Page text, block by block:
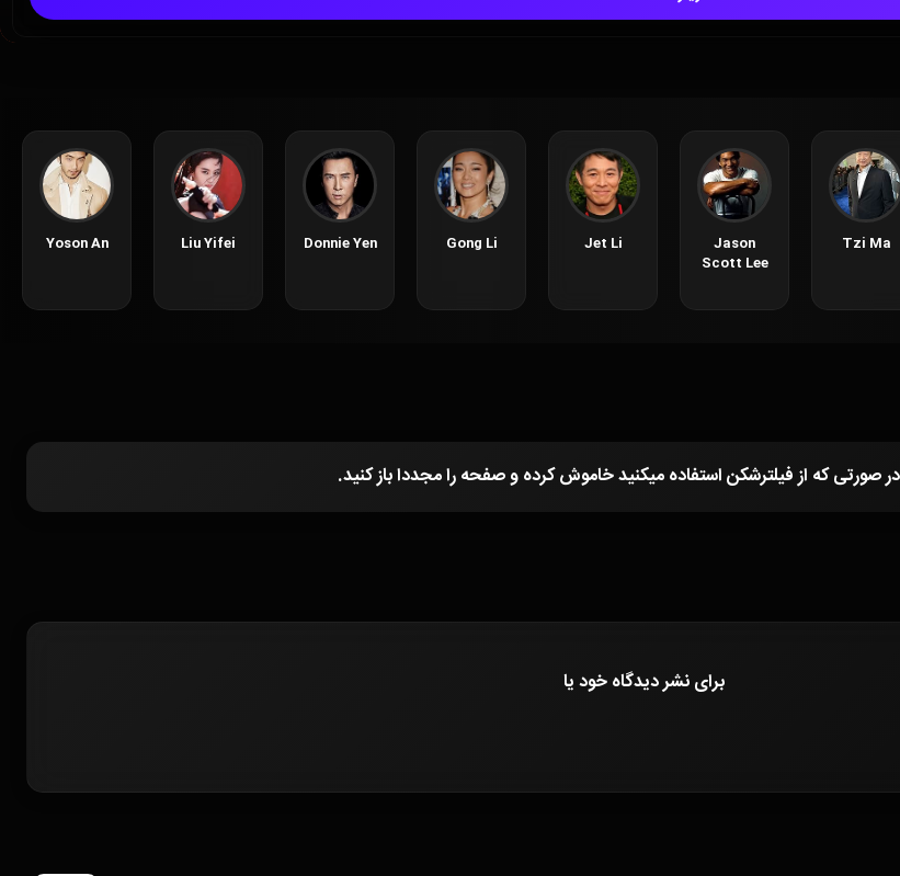
Yoson An Liu Yifei Donnie Yen Gong Li Jet Li
Jason
Scott Lee
Tzi Ma
برای نشر دیدگاه خودیا